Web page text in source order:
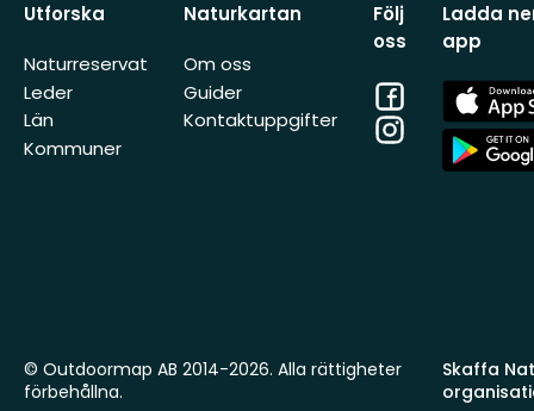
Utforska
Naturreservat
Leder
Län
Kommuner
Naturkartan
Om oss
Guider
Kontaktuppgifter
Följ
oss
Facebook
Instagram
Ladda
app
App
Store
App
Store
Skaffa
© Outdoormap AB 2014-2026. Alla rättigheter
förbehållna.